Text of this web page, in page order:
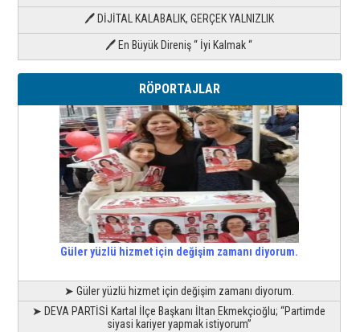
🖊 DİJİTAL KALABALIK, GERÇEK YALNIZLIK
🖊 En Büyük Direniş “ İyi Kalmak “
RÖPORTAJLAR
Güler yüzlü hizmet için değişim zamanı diyorum.
➤ Güler yüzlü hizmet için değişim zamanı diyorum.
➤ DEVA PARTİSİ Kartal İlçe Başkanı İltan Ekmekçioğlu; “Partimde
siyasi kariyer yapmak istiyorum”